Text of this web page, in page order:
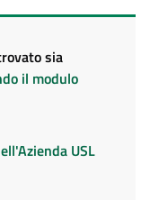
sia
il modulo
USL